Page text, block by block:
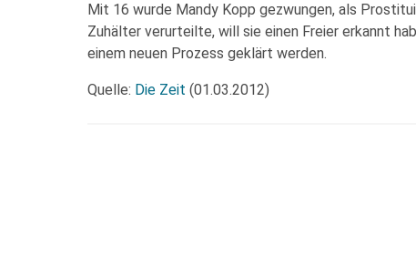
Mit 16 wurde Mandy Kopp gezwungen, als
Zuhälter verurteilte, will sie einen Freier erkannt
einem neuen Prozess geklärt werden.
Quelle: Die Zeit (01.03.2012)